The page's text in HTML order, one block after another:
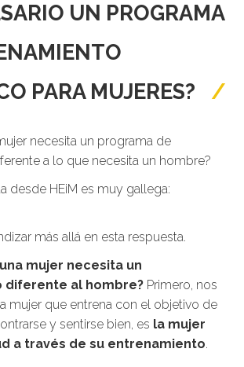
UN PROGRAMA
PARA MUJERES?
necesita un programa de
a lo que necesita un hombre?
desde HEiM es muy gallega:
más allá en esta respuesta.
mujer necesita un
diferente al hombre? Primero, nos
mujer que entrena con el objetivo de
y sentirse bien, es la mujer
a través de su entrenamiento.